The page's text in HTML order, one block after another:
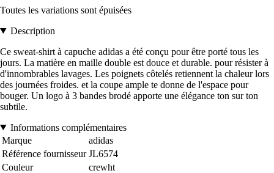
Toutes les variations sont épuisées
Description
Ce sweat-shirt à capuche adidas a été conçu pour être porté tous les
jours. La matière en maille double est douce et durable. pour résister à
d'innombrables lavages. Les poignets côtelés retiennent la chaleur lors
des journées froides. et la coupe ample te donne de l'espace pour
bouger. Un logo à 3 bandes brodé apporte une élégance ton sur ton
subtile.
Informations complémentaires
Marque
adidas
Référence fournisseur JL6574
Couleur
crewht